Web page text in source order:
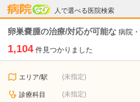
人で選べる医院検索
病院なび
卵巣嚢腫の治療/対応が可能な 病院
1,104 件見つかりました
エリア/駅 (未指定)
診療科目 (未指定)